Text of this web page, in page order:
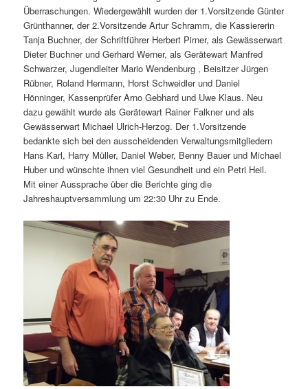
Überraschungen. Wiedergewählt wurden der 1.Vorsitzende Günter
Grünthanner, der 2.Vorsitzende Artur Schramm, die Kassiererin
Tanja Buchner, der Schriftführer Herbert Pirner, als Gewässerwart
Dieter Buchner und Gerhard Werner, als Gerätewart Manfred
Schwarzer, Jugendleiter Mario Wendenburg , Beisitzer Jürgen
Rübner, Roland Hermann, Horst Schweidler und Daniel
Hönninger, Kassenprüfer Arno Gebhard und Uwe Klaus. Neu
dazu gewählt wurde als Gerätewart Rainer Falkner und als
Gewässerwart Michael Ulrich-Herzog. Der 1.Vorsitzende
bedankte sich bei den ausscheidenden Verwaltungsmitgliedern
Hans Karl, Harry Müller, Daniel Weber, Benny Bauer und Michael
Huber und wünschte ihnen viel Gesundheit und ein Petri Heil.
Mit einer Aussprache über die Berichte ging die
Jahreshauptversammlung um 22:30 Uhr zu Ende.